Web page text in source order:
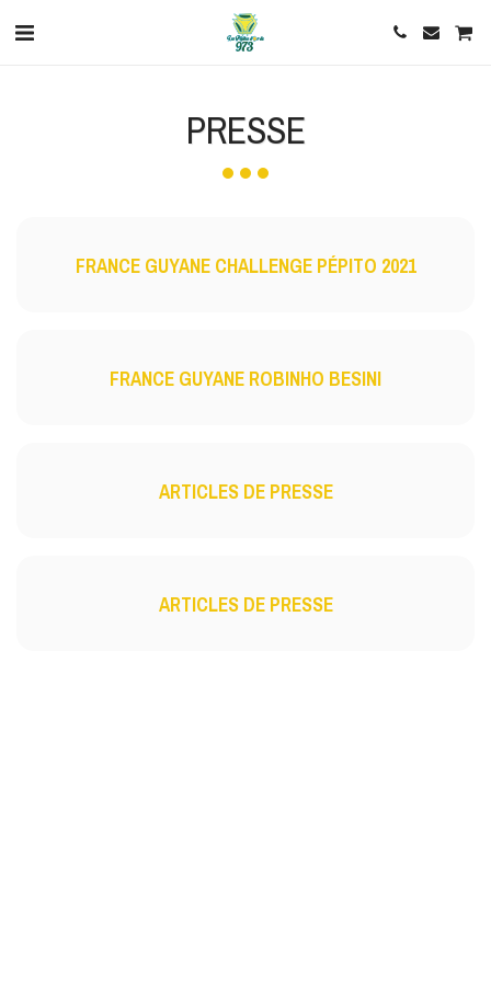
PRESSE
FRANCE GUYANE CHALLENGE PÉPITO 2021
FRANCE GUYANE ROBINHO BESINI
ARTICLES DE PRESSE
ARTICLES DE PRESSE